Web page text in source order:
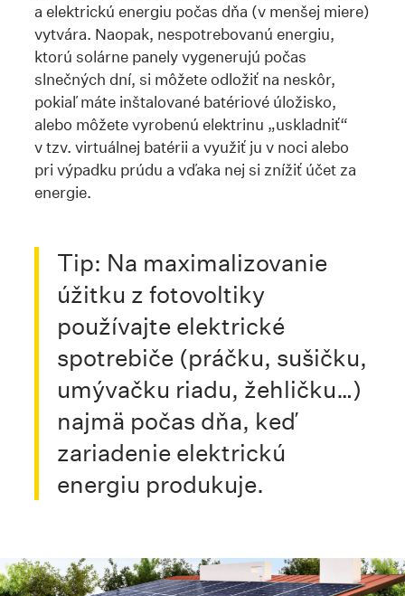
a elektrickú energiu počas dňa (v menšej miere)
vytvára. Naopak, nespotrebovanú energiu,
ktorú solárne panely vygenerujú počas
slnečných dní, si môžete odložiť na neskôr,
pokiaľ máte inštalované batériové úložisko,
alebo môžete vyrobenú elektrinu „uskladniť“
v tzv. virtuálnej batérii a využiť ju v noci alebo
pri výpadku prúdu a vďaka nej si znížiť účet za
energie.
Tip: Na maximalizovanie
úžitku z fotovoltiky
používajte elektrické
spotrebiče (práčku, sušičku,
umývačku riadu, žehličku…)
najmä počas dňa, keď
zariadenie elektrickú
energiu produkuje.